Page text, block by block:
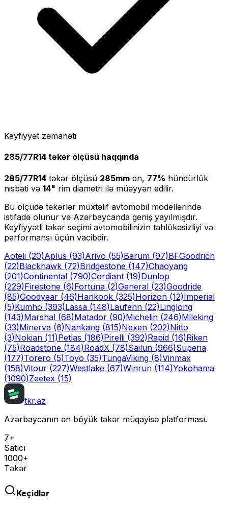
Keyfiyyət zəmanəti
285/77R14 təkər ölçüsü haqqında
285/77R14 təkər ölçüsü 285mm en, 77% hündürlük
nisbəti və 14" rim diametri ilə müəyyən edilir.
Bu ölçüdə təkərlər müxtəlif avtomobil modellərində
istifadə olunur və Azərbaycanda geniş yayılmışdır.
Keyfiyyətli təkər seçimi avtomobilinizin təhlükəsizliyi və
performansı üçün vacibdir.
Aoteli (20)Aplus (93)Arivo (55)Barum (97)BFGoodrich
(22)Blackhawk (72)Bridgestone (147)Chaoyang
(201)Continental (790)Cordiant (19)Dunlop
(229)Firestone (6)Fortuna (2)General (23)Goodride
(85)Goodyear (46)Hankook (325)Horizon (12)Imperial
(5)Kumho (393)Lassa (148)Laufenn (22)Linglong
(143)Marshal (68)Matador (90)Michelin (246)Mileking
(33)Minerva (6)Nankang (815)Nexen (202)Nitto
(3)Nokian (11)Petlas (186)Pirelli (392)Rapid (16)Riken
(75)Roadstone (184)RoadX (78)Sailun (966)Superia
(177)Torero (5)Toyo (35)TungaViking (8)Vinmax
(158)Vitour (227)Westlake (67)Winrun (114)Yokohama
(1090)Zeetex (15)
tkr.az
Azərbaycanın ən böyük təkər müqayisə platforması.
7+
Satıcı
1000+
Təkər
Keçidlər